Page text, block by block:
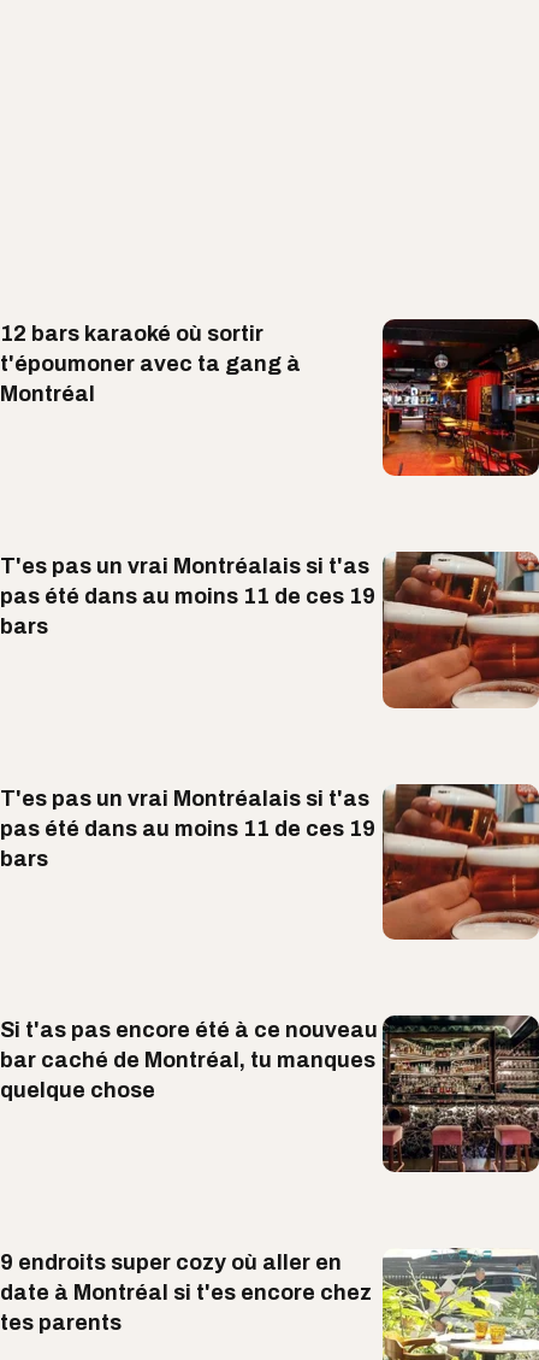
12 bars karaoké où sortir
t'époumoner avec ta gang à
Montréal
T'es pas un vrai Montréalais si t'as
pas été dans au moins 11 de ces 19
bars
T'es pas un vrai Montréalais si t'as
pas été dans au moins 11 de ces 19
bars
Si t'as pas encore été à ce nouveau
bar caché de Montréal, tu manques
quelque chose
9 endroits super cozy où aller en
date à Montréal si t'es encore chez
tes parents